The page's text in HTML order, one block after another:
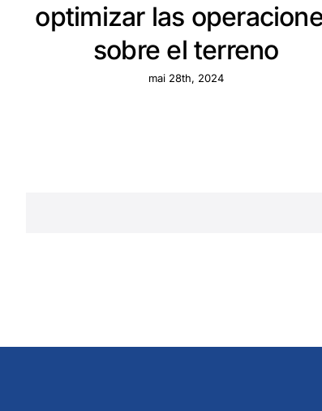
optimizar las
sobre el terreno
mai 28th, 2024